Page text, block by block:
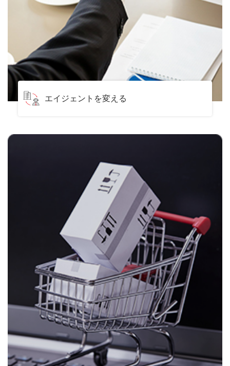
エイジェントを変える